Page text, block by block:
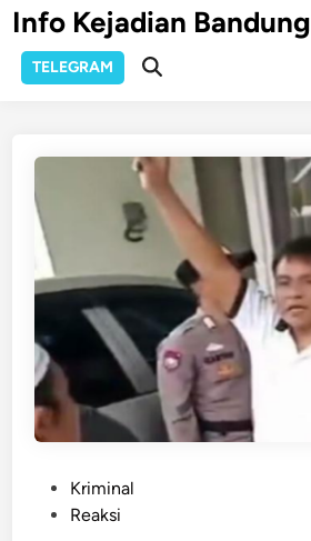
Skip
to
content
Info Kejadian Bandung
TELEGRAM
Open
Kriminal
Reaksi